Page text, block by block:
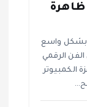
ظاهرة
بشكل واسع
الرقمي
الكمبيوتر